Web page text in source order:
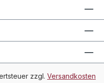
zzgl. Versandkosten